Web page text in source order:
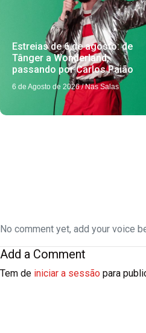
Estreias de 6 de agosto: de
Tânger a Wonderland,
passando por Carlos Paião
6 de Agosto de 2026 / Nas Salas
No comment yet, add your voice
Add a Comment
Tem de iniciar a sessão para